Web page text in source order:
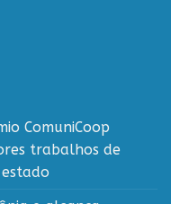
ComuniCoop
trabalhos de